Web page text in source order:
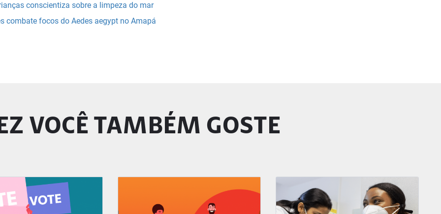
conscientiza sobre a limpeza do mar
combate focos do Aedes aegypt no Amapá
VOCÊ TAMBÉM GOSTE